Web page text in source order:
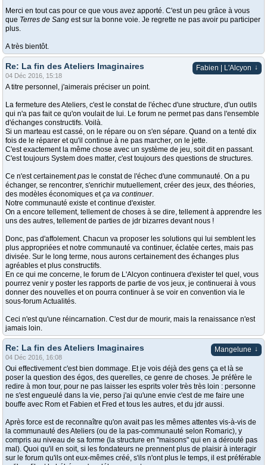
Merci en tout cas pour ce que vous avez apporté. C'est un peu grâce à vous
que Terres de Sang est sur la bonne voie. Je regrette ne pas avoir pu participer
plus.
A très bientôt.
Fabien | L'Alcyon ↓
Re: La fin des Ateliers Imaginaires
04 Déc 2016, 15:18
A titre personnel, j'aimerais préciser un point.
La fermeture des Ateliers, c'est le constat de l'échec d'une structure, d'un outils
qui n'a pas fait ce qu'on voulait de lui. Le forum ne permet pas dans l'ensemble
d'échanges constructifs. Voilà.
Si un marteau est cassé, on le répare ou on s'en sépare. Quand on a tenté dix
fois de le réparer et qu'il continue à ne pas marcher, on le jette.
C'est exactement la même chose avec un système de jeu, soit dit en passant.
C'est toujours System does matter, c'est toujours des questions de structures.
Ce n'est certainementpas le constat de l'échec d'une communauté. On a pu
échanger, se rencontrer, s'enrichir mutuellement, créer des jeux, des théories,
des modèles économiques etça va continuer.
Notre communauté existe et continue d'exister.
On a encore tellement, tellement de choses à se dire, tellement à apprendre les
uns des autres, tellement de parties de jdr bizarres devant nous !
Donc, pas d'affolement. Chacun va proposer les solutions qui lui semblent les
plus appropriées et notre communauté va continuer, éclatée certes, mais pas
divisée. Sur le long terme, nous aurons certainement des échanges plus
agréables et plus constructifs.
En ce qui me concerne, le forum de L'Alcyon continuera d'exister tel quel, vous
pourrez venir y poster les rapports de partie de vos jeux, je continuerai à vous
donner des nouvelles et on pourra continuer à se voir en convention via le
sous-forum Actualités.
Ceci n'est qu'une réincarnation. C'est dur de mourir, mais la renaissance n'est
jamais loin.
Mangelune ↓
Re: La fin des Ateliers Imaginaires
04 Déc 2016, 16:08
Oui effectivement c'est bien dommage. Et je vois déjà des gens ça et là se
poser la question des égos, des querelles, ce genre de choses. Je préfère le
redire à mon tour, pour ne pas laisser les esprits voler très très loin : personne
ne s'est engueulé dans la vie, perso j'ai qu'une envie c'est de me faire une
bouffe avec Rom et Fabien et Fred et tous les autres, et du jdr aussi.
Après force est de reconnaître qu'on avait pas les mêmes attentes vis-à-vis de
la communauté des Ateliers (ou de la pas-communauté selon Romaric), y
compris au niveau de sa forme (la structure en "maisons" qui en a dérouté pas
mal). Quoi qu'il en soit, si les fondateurs ne prennent plus de plaisir à interagir
sur le forum qu'ils ont eux-mêmes créé, s'ils n'ont plus le temps, il est préférable